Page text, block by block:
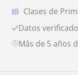
Clases de
Datos
más de 5 años